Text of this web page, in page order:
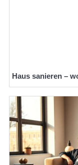
Haus sanieren –